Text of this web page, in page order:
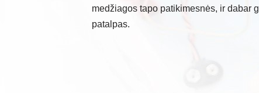
medžiagos tapo patikimesnės, ir dabar
patalpas.